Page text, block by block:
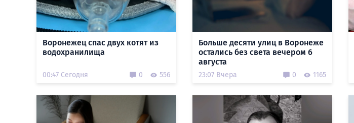
Воронежец спас двух котят из
водохранилища
00:47 Сегодня 0 556
Больше десяти улиц в Воронеже
остались без света вечером 6
августа
23:07 Вчера 0 1165